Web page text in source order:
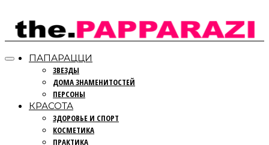
ПАПАРАЦЦИ
ЗВЕЗДЫ
ДОМА ЗНАМЕНИТОСТЕЙ
ПЕРСОНЫ
КРАСОТА
ЗДОРОВЬЕ И СПОРТ
КОСМЕТИКА
ПРАКТИКА